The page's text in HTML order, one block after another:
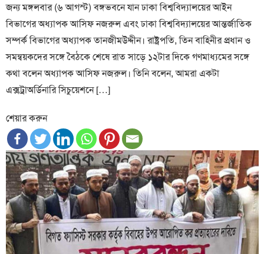
জন্য মঙ্গলবার (৬ আগস্ট) বঙ্গভবনে যান ঢাকা বিশ্ববিদ্যালয়ের আইন
বিভাগের অধ্যাপক আসিফ নজরুল এবং ঢাকা বিশ্ববিদ্যালয়ের আন্তর্জাতিক
সম্পর্ক বিভাগের অধ্যাপক তানজীমউদ্দীন। রাষ্ট্রপতি, তিন বাহিনীর প্রধান ও
সমন্বয়কদের সঙ্গে বৈঠকে শেষে রাত সাড়ে ১২টার দিকে গণমাধ্যমের সঙ্গে
কথা বলেন অধ্যাপক আসিফ নজরুল। তিনি বলেন, আমরা একটা
এক্সট্রাঅর্ডিনারি সিচুয়েশনে […]
শেয়ার করুন